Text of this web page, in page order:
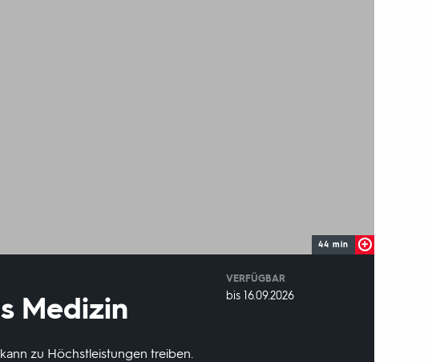
44 min
Medizin
zu Höchstleistungen treiben.
VERFÜGBAR
weltweit
VERFÜGBAR
bis 16.09.2026